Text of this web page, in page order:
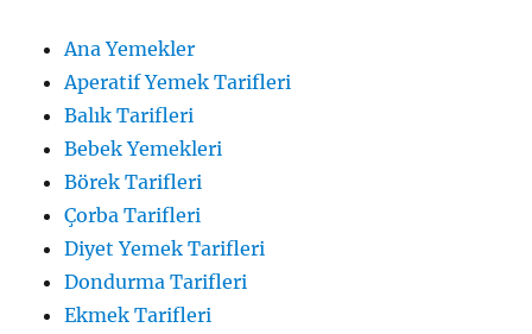
Ana Yemekler
Aperatif Yemek Tarifleri
Balık Tarifleri
Bebek Yemekleri
Börek Tarifleri
Çorba Tarifleri
Diyet Yemek Tarifleri
Dondurma Tarifleri
Ekmek Tarifleri